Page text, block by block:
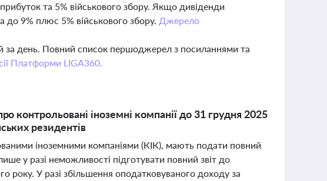
та 5% військового збору. Якщо дивіденди
9% плюс 5% військового збору. Джерело
за день. Повний список першоджерел з посиланнями та
Платформи LIGA360.
контрольовані іноземні компанії до 31 грудня 2025
резидентів
іноземними компаніями (КІК), мають подати повний
у разі неможливості підготувати повний звіт до
року. У разі збільшення оподатковуваного доходу за